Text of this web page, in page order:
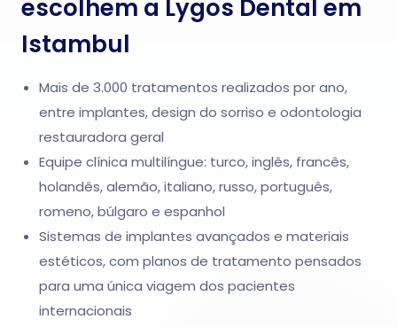
escolhem a Lygos Dental em
Istambul
Mais de 3.000 tratamentos realizados por ano,
entre implantes, design do sorriso e odontologia
restauradora geral
Equipe clínica multilíngue: turco, inglês, francês,
holandês, alemão, italiano, russo, português,
romeno, búlgaro e espanhol
Sistemas de implantes avançados e materiais
estéticos, com planos de tratamento pensados
para uma única viagem dos pacientes
internacionais